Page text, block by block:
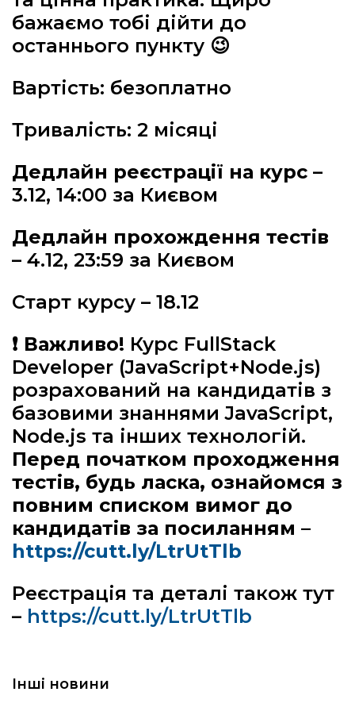
бажаємо тобі дійти до
останнього пункту 😉
Вартість: безоплатно
Тривалість: 2 місяці
Дедлайн реєстрації на курс –
3.12, 14:00 за Києвом
Дедлайн прохождення тестів
– 4.12, 23:59 за Києвом
Старт курсу – 18.12
❗ Важливо! Курс FullStack
Developer (JavaScript+Node.js)
розрахований на кандидатів з
базовими знаннями JavaScript,
Node.js та інших технологій.
Перед початком проходження
тестів, будь ласка, ознайомся з
повним списком вимог до
кандидатів за посиланням –
https://cutt.ly/LtrUtTlb
Реєстрація та деталі також тут
– https://cutt.ly/LtrUtTlb
Інші новини